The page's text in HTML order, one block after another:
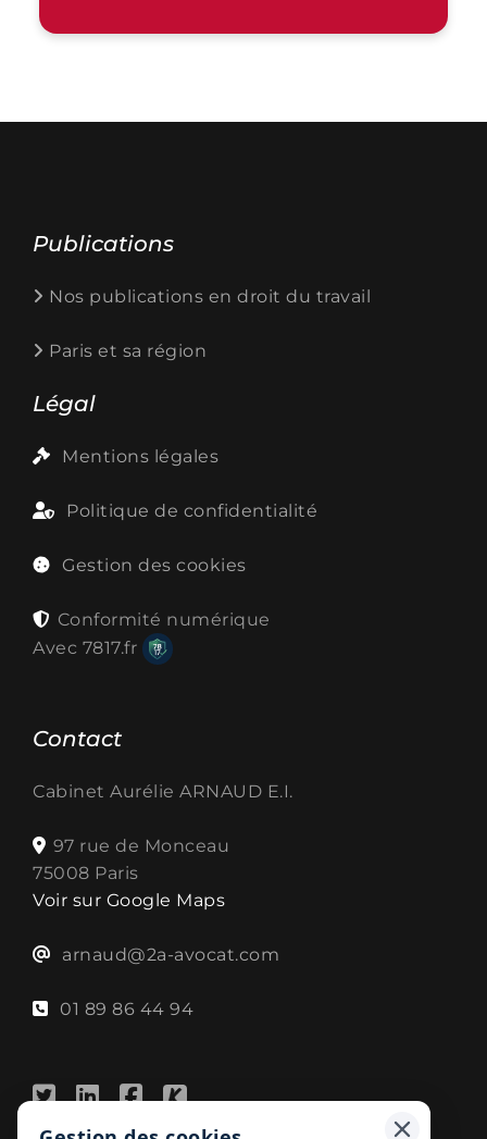
Contact
Cabinet Aurélie ARNAUD E.I.
97 rue de Monceau
75008 Paris
Voir sur Google Maps
arnaud@2a-avocat.com
01 89 86 44 94
Légal
Mentions légales
Politique de confidentialité
Gestion des cookies
Conformité numérique
Avec 7817.fr
Publications
Nos publications en droit du travail
Paris et sa région